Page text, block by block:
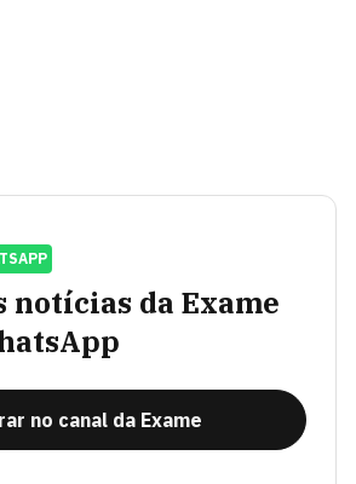
notícias da Exame
no canal da Exame